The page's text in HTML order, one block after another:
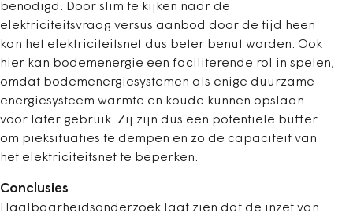
benodigd. Door slim te kijken naar de
elektriciteitsvraag versus aanbod door de tijd heen
kan het elektriciteitsnet dus beter benut worden. Ook
hier kan bodemenergie een faciliterende rol in spelen,
omdat bodemenergiesystemen als enige duurzame
energiesysteem warmte en koude kunnen opslaan
voor later gebruik. Zij zijn dus een potentiële buffer
om pieksituaties te dempen en zo de capaciteit van
het elektriciteitsnet te beperken.
Conclusies
Haalbaarheidsonderzoek laat zien dat de inzet van